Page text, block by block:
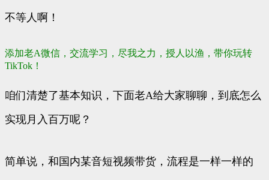
不等人啊！
添加老A微信，交流学习，尽我之力，授人以渔，带你玩转
TikTok！
咱们清楚了基本知识，下面老A给大家聊聊，到底怎么
实现月入百万呢？
简单说，和国内某音短视频带货，流程是一样一样的